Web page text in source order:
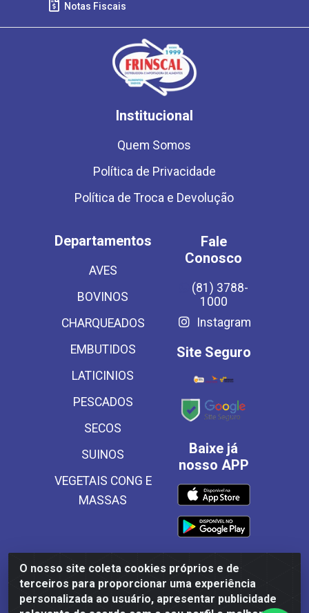
O nosso site coleta cookies próprios e de
terceiros para proporcionar uma experiência
personalizada ao usuário, apresentar publicidade
Notas Fiscais
Institucional
Quem Somos
Política de Privacidade
Política de Troca e Devolução
Departamentos
AVES
BOVINOS
CHARQUEADOS
EMBUTIDOS
LATICINIOS
PESCADOS
SECOS
SUINOS
VEGETAIS CONG E
MASSAS
Fale
Conosco
(81) 3788-
1000
Instagram
Site Seguro
Baixe já
nosso APP
Frinscal - Distribuidora e Importadora de Alimentos LTDA -
Rodovia BR 101 Sul Km 187, 310 Galpão - Santa Rosa,
Palmares/PE - CEP 55540-000 - CNPJ 03.504.437/0001-50